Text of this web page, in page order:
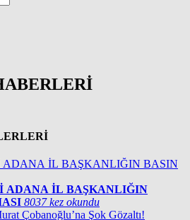
ADANA İL BAŞKANLIĞIN
8037 kez okundu